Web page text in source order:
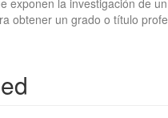
exponen la investigación de
obtener un grado o título